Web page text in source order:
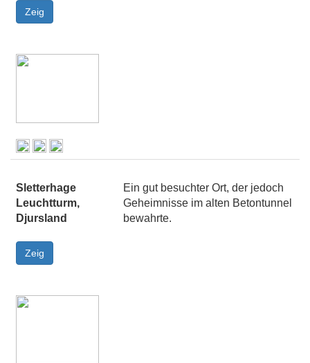
Sletterhage
Leuchtturm,
Djursland
Ein gut besuchter Ort, der jedoch
Geheimnisse im alten Betontunnel
bewahrte.